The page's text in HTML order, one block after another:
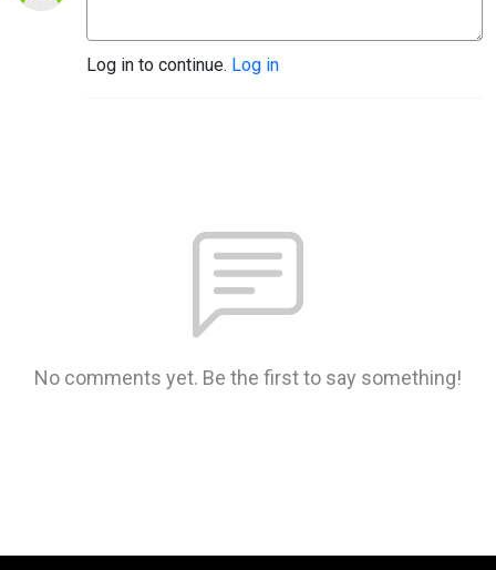
Log in to continue. Log in
No comments yet. Be the first to say something!